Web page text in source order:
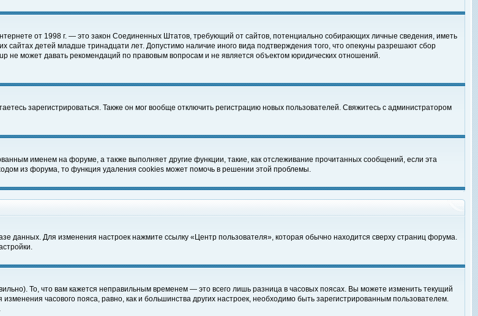
от 1998 г. — это закон Соединенных Штатов, требующий от сайтов, потенциально собирающих личные сведения, иметь
сайтах детей младше тринадцати лет. Допустимо наличие иного вида подтверждения того, что опекуны разрешают сбор
не может давать рекомендаций по правовым вопросам и не является объектом юридических отношений.
зарегистрироваться. Также он мог вообще отключить регистрацию новых пользователей. Свяжитесь с администратором
именем на форуме, а также выполняет другие функции, такие, как отслеживание прочитанных сообщений, если эта
из форума, то функция удаления cookies может помочь в решении этой проблемы.
данных. Для изменения настроек нажмите ссылку «Центр пользователя», которая обычно находится сверху страниц форума.
То, что вам кажется неправильным временем — это всего лишь разница в часовых поясах. Вы можете изменить текущий
часового пояса, равно, как и большинства других настроек, необходимо быть зарегистрированным пользователем.